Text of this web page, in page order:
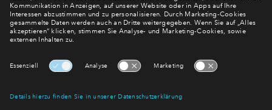
regelmäßig erscheinenden Newsletter informieren wir Sie
über den Stand dieses und weiterer Neubauprojekte.
Abonnieren